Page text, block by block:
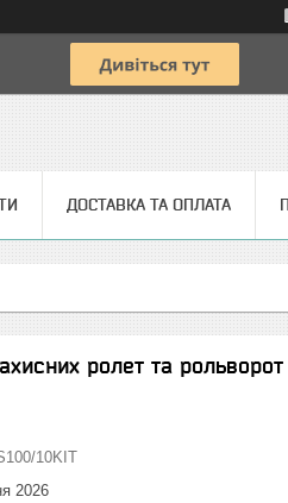
ДОСТАВКА ТА ОПЛАТА
ролет та
10KIT
2026